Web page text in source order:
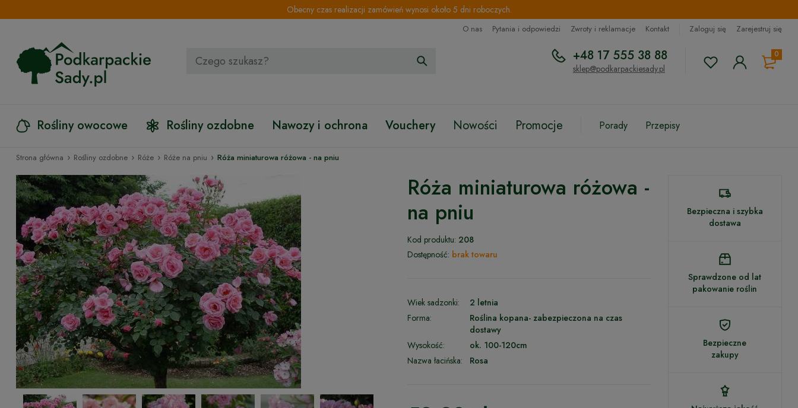
Obecny czas realizacji zamówień wynosi około 5 dni roboczych.
O nas Pytania i odpowiedzi Zwroty i reklamacje Kontakt Zaloguj się Zarejestruj się
0
+48 17 555 38 88
sklep@podkarpackiesady.pl
Rośliny owocowe Rośliny ozdobne Nawozy i ochrona Vouchery Nowości Promocje Porady Przepisy
Strona główna › Rośliny ozdobne › Róże › Róże na pniu › Róża miniaturowa różowa - na pniu
Róża miniaturowa różowa -
na pniu
Kod produktu: 208
Dostępność: brak towaru
Wiek sadzonki:
2 letnia
Forma:
Roślina kopana- zabezpieczona na czas
dostawy
Wysokość:
ok. 100-120cm
Nazwa łacińska:
Rosa
Bezpieczna i szybka
dostawa
Sprawdzone od lat
pakowanie roślin
Bezpieczne
zakupy